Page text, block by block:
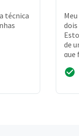
técnica
dois
de
que
silas